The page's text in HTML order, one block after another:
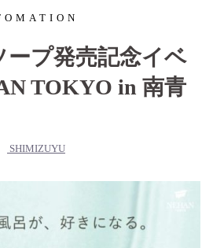
ープ発売記念イベ
TOKYO in 南青
SHIMIZUYU